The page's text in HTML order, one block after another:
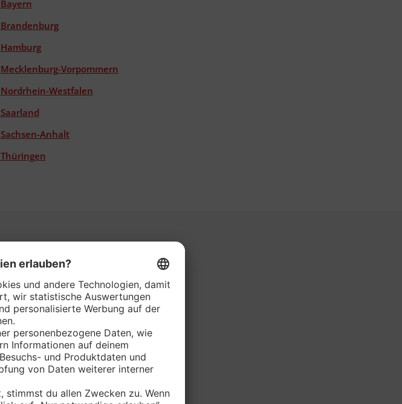
Bayern
Brandenburg
Hamburg
Mecklenburg-Vorpommern
Nordrhein-Westfalen
Saarland
Sachsen-Anhalt
Thüringen